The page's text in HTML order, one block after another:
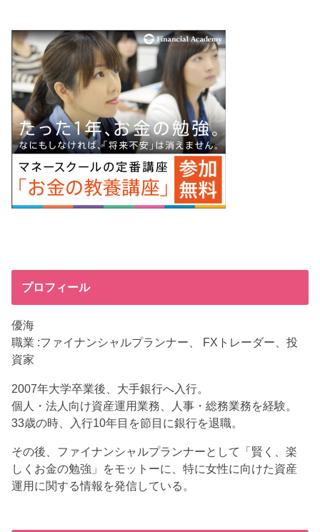
プロフィール
優海
職業 :ファイナンシャルプランナー、 FXトレーダー、投
資家
2007年大学卒業後、大手銀行へ入行。
個人・法人向け資産運用業務、人事・総務業務を経験。
33歳の時、入行10年目を節目に銀行を退職。
その後、ファイナンシャルプランナーとして「賢く、楽
しくお金の勉強」をモットーに、特に女性に向けた資産
運用に関する情報を発信している。